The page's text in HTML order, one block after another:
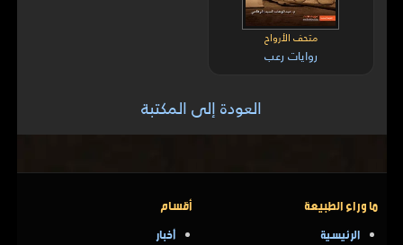
متحف الأرواح
روايات رعب
العودة إلى المكتبة
ما وراء الطبيعة
الرئيسية
أقسام
أخبار